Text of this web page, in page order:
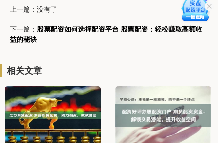
上一篇：没有了
下一篇： 股票配资如何选择配资平台 股票配资：轻松赚取高额收
益的秘诀
相关文章